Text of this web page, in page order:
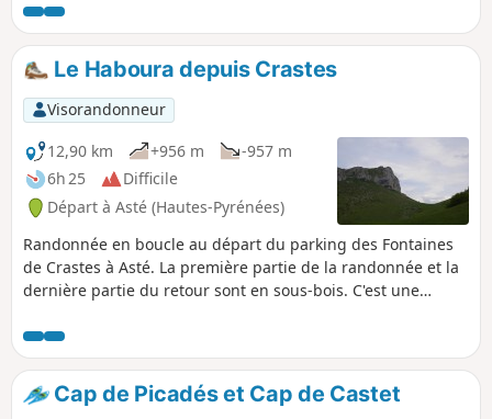
parcours sportif pour une remise en forme
avant les sentiers de montagne un peu plus
au sud.Le Haboura depuis Crastes
Visorandonneur
12,90 km
+956 m
-957 m
6h 25
Difficile
Départ à Asté (Hautes-Pyrénées)
Randonnée en boucle au départ du parking des Fontaines
de Crastes à Asté. La première partie de la randonnée et la
dernière partie du retour sont en sous-bois. C'est une
encore en activité. Nota : cette randonnée est classée
difficile, car elle demande un certain sens de l'orientation.
Cap de Picadés et Cap de Castet